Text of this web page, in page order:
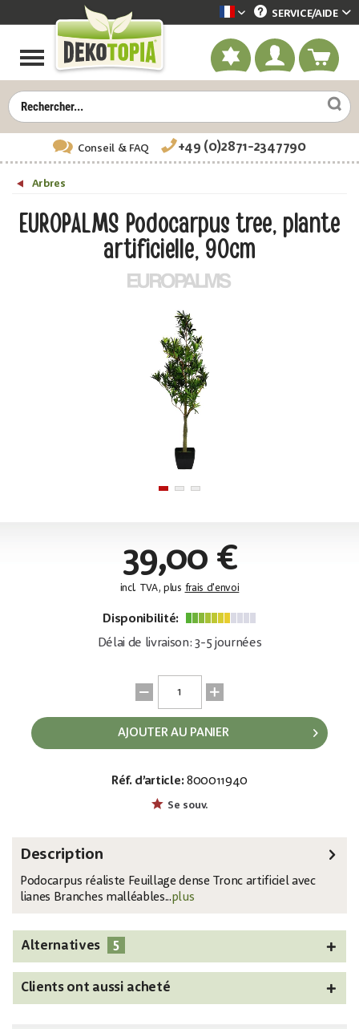
Dekotopia französisch
SERVICE/AIDE
Conseil& FAQ +49 (0)2871-2347790
Arbres
EUROPALMS Podocarpus tree, plante
artificielle, 90cm
39,00 €
incl. TVA, plus frais d'envoi
Disponibilité:
Délai de livraison: 3-5 journées
AJOUTER AU PANIER
Réf. d’article: 800011940
Se souv.
Description
Podocarpus réaliste Feuillage dense Tronc artificiel avec
lianes Branches malléables...plus
Alternatives 5
Clients ont aussi acheté